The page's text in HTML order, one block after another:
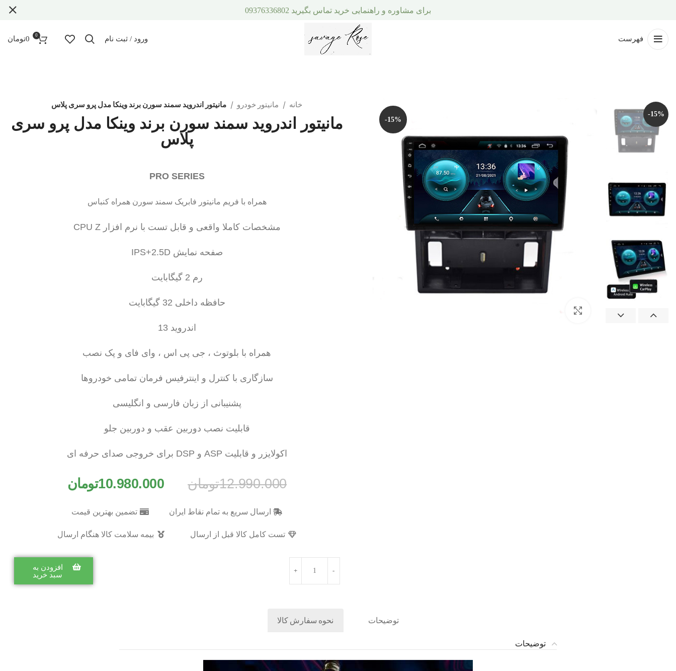
فهرست ورود / ثبت نام 0
0تومان
-15%
-15%
خانه مانیتور خودرو مانیتور اندروید سمند سورن برند وینکا مدل پرو سری پلاس
مانیتور اندروید سمند سورن برند وینکا مدل پرو سری
پلاس
PRO SERIES
همراه با فریم مانیتور فابریک سمند سورن همراه کنباس
مشخصات کاملا واقعی و قابل تست با نرم افزار CPU Z
صفحه نمایش IPS+2.5D
رم 2 گیگابایت
حافظه داخلی 32 گیگابایت
اندروید 13
همراه با بلوتوث ، جی پی اس ، وای فای و پک نصب
سازگاری با کنترل و اینترفیس فرمان تمامی خودروها
پشنیبانی از زبان فارسی و انگلیسی
قابلیت نصب دوربین عقب و دوربین جلو
اکولایزر و قابلیت ASP و DSP برای خروجی صدای حرفه ای
12.990.000تومان 10.980.000تومان
ارسال سریع به تمام نقاط ایران تضمین بهترین قیمت
تست کامل کالا قبل از ارسال بیمه سلامت کالا هنگام ارسال
افزودن به
سبد خرید
توضیحات نحوه سفارش کالا
توضیحات
برای مشاوره و راهنمایی خرید تماس بگیرید 09376336802